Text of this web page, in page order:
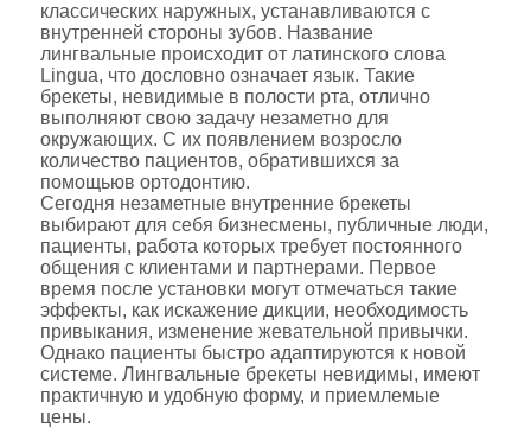
классических наружных, устанавливаются с
внутренней стороны зубов. Название
лингвальные происходит от латинского слова
Lingua, что дословно означает язык. Такие
брекеты, невидимые в полости рта, отлично
выполняют свою задачу незаметно для
окружающих. С их появлением возросло
количество пациентов, обратившихся за
помощьюв ортодонтию.
Сегодня незаметные внутренние брекеты
выбирают для себя бизнесмены, публичные люди,
пациенты, работа которых требует постоянного
общения с клиентами и партнерами. Первое
время после установки могут отмечаться такие
эффекты, как искажение дикции, необходимость
привыкания, изменение жевательной привычки.
Однако пациенты быстро адаптируются к новой
системе. Лингвальные брекеты невидимы, имеют
практичную и удобную форму, и приемлемые
цены.